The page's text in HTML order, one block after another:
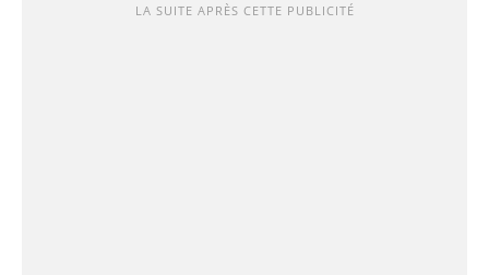
LA SUITE APRÈS CETTE PUBLICITÉ